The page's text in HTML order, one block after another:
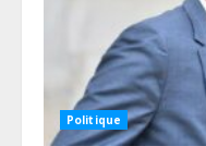
Politique